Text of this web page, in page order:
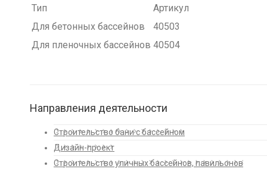
Тип
Артикул
Для бетонных бассейнов
40503
Для пленочных бассейнов 40504
Направления деятельности
Строительство бани с бассейном
Дизайн-проект
Строительство уличных бассейнов, павильонов